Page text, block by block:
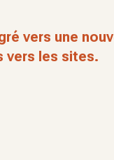
vers une
vers les sites.